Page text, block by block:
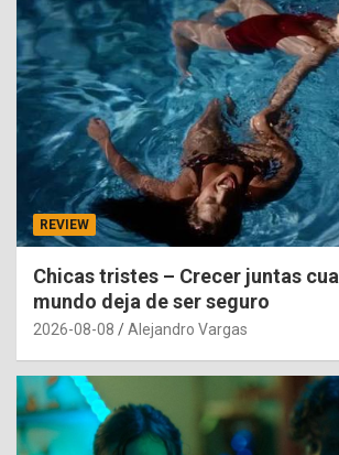
REVIEW
Chicas tristes – Crecer juntas
mundo deja de ser seguro
2026-08-08 Alejandro Vargas